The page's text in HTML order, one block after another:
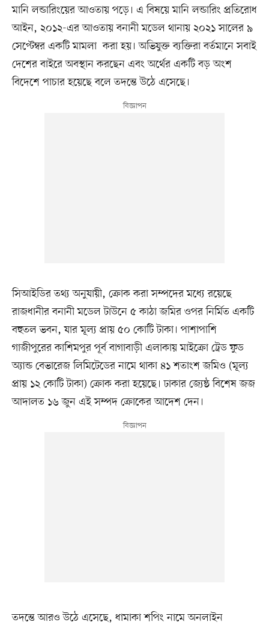
মানি লন্ডারিংয়ের আওতায় পড়ে। এ বিষয়ে মানি লন্ডারিং প্রতিরোধ
আইন, ২০১২-এর আওতায় বনানী মডেল থানায় ২০২১ সালের ৯
সেপ্টেম্বর একটি মামলা করা হয়। অভিযুক্ত ব্যক্তিরা বর্তমানে সবাই
দেশের বাইরে অবস্থান করছেন এবং অর্থের একটি বড় অংশ
বিদেশে পাচার হয়েছে বলে তদন্তে উঠে এসেছে।
সিআইডির তথ্য অনুযায়ী, ক্রোক করা সম্পদের মধ্যে রয়েছে
রাজধানীর বনানী মডেল টাউনে ৫ কাঠা জমির ওপর নির্মিত একটি
বহুতল ভবন, যার মূল্য প্রায় ৫০ কোটি টাকা। পাশাপাশি
গাজীপুরের কাশিমপুর পূর্ব বাগাবাড়ী এলাকায় মাইক্রো ট্রেড ফুড
অ্যান্ড বেভারেজ লিমিটেডের নামে থাকা ৪১ শতাংশ জমিও (মূল্য
প্রায় ১২ কোটি টাকা) ক্রোক করা হয়েছে। ঢাকার জ্যেষ্ঠ বিশেষ জজ
আদালত ১৬ জুন এই সম্পদ ক্রোকের আদেশ দেন।
তদন্তে আরও উঠে এসেছে, ধামাকা শপিং নামে অনলাইন